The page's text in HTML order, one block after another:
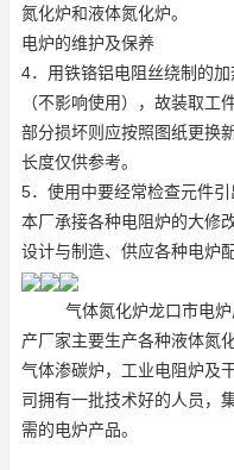
氮化炉和液体氮化炉。
电炉的维护及保养
4．用铁铬铝电阻丝绕制的加
（不影响使用），故装取
部分损坏则应按照图纸更换
长度仅供参考。
5．使用中要经常检查元件引
本厂承接各种电阻炉的大修
设计与制造、供应各种电炉配
气体氮化炉龙口市电
产厂家主要生产各种液体氮
气体渗碳炉，工业电阻炉及
司拥有一批技术好的人员，
需的电炉产品。